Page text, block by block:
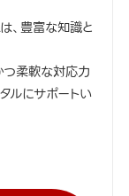
、豊富な知識と
柔軟な対応力
ルにサポートい